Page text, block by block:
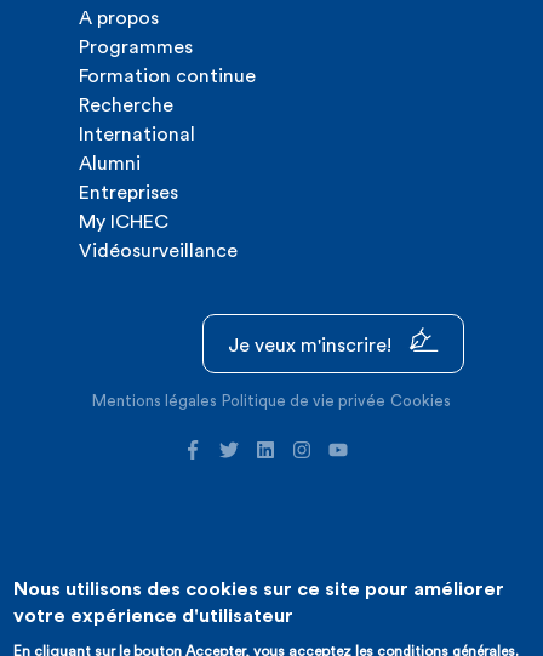
A propos
Programmes
Formation continue
Recherche
International
Alumni
Entreprises
My ICHEC
Vidéosurveillance
Je veux m'inscrire!
Mentions légales Politique de vie privée Cookies
©2026 ICHEC |Création de site internet : Expansion
Nous utilisons des cookies sur ce site pour améliorer
votre expérience d'utilisateur
En cliquant sur le bouton Accepter, vous acceptez les conditions générales.